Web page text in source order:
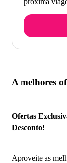
A melhores
Ofertas
Desconto!
Aproveite as